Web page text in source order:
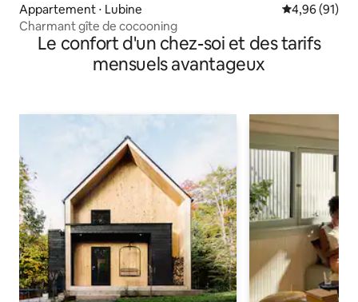
Appartement ⋅ Lubine Évaluation
4,96 (91)
Charmant gîte de cocooning
Le confort d'un chez-soi et des tarifs
mensuels avantageux